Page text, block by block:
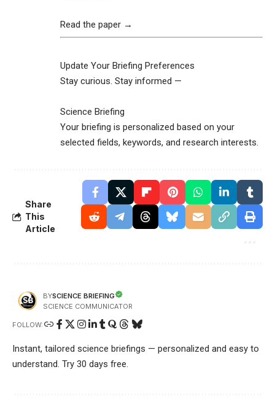
Read the paper →
Update Your Briefing Preferences
Stay curious. Stay informed —
Science Briefing
Your briefing is personalized based on your
selected fields, keywords, and research interests.
Share
This
Article
BYSCIENCE BRIEFING
SCIENCE COMMUNICATOR
FOLLOW:
Instant, tailored science briefings — personalized and easy to
understand. Try 30 days free.